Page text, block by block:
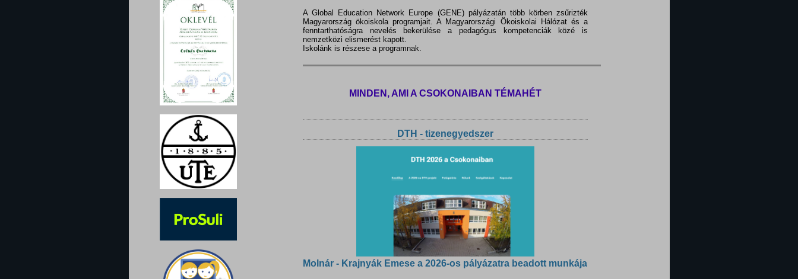
A Global Education Network Europe (GENE) pályázatán több körben zsűrizték
Magyarország ökoiskola programjait. A Magyarországi Ökoiskolai Hálózat és a
fenntarthatóságra nevelés bekerülése a pedagógus kompetenciák közé is
nemzetközi elismerést kapott.
Iskolánk is részese a programnak.
MINDEN, AMI A CSOKONAIBAN TÉMAHÉT
DTH - tizenegyedszer
Molnár - Krajnyák Emese a 2026-os pályázatra beadott munkája